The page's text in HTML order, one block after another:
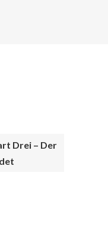
Drei – Der